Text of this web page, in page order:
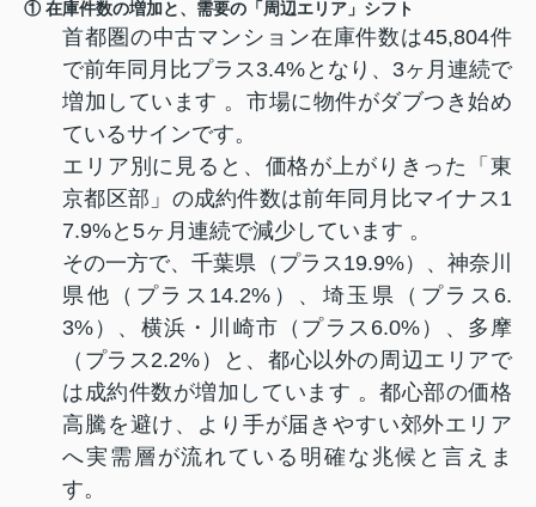
① 在庫件数の増加と、需要の「周辺エリア」シフト
首都圏の中古マンション在庫件数は45,804件
で前年同月比プラス3.4%となり、3ヶ月連続で
増加しています 。市場に物件がダブつき始め
ているサインです。
エリア別に見ると、価格が上がりきった「東
京都区部」の成約件数は前年同月比マイナス1
7.9%と5ヶ月連続で減少しています 。
その一方で、千葉県（プラス19.9%）、神奈川
県他（プラス14.2%）、埼玉県（プラス6.
3%）、横浜・川崎市（プラス6.0%）、多摩
（プラス2.2%）と、都心以外の周辺エリアで
は成約件数が増加しています 。都心部の価格
高騰を避け、より手が届きやすい郊外エリア
へ実需層が流れている明確な兆候と言えま
す。